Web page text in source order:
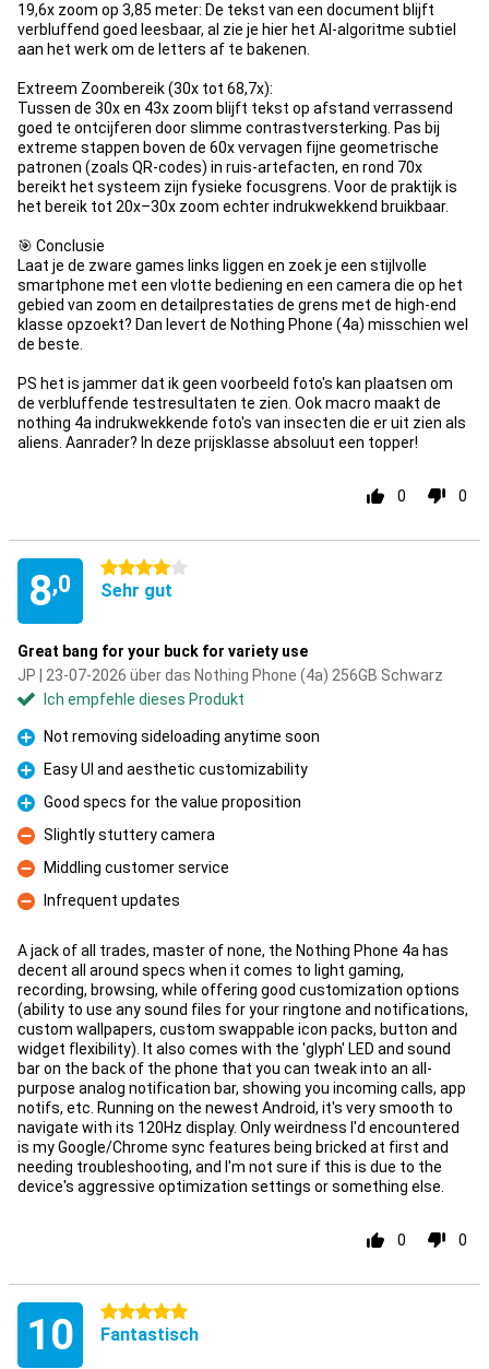
​19,6x zoom op 3,85 meter: De tekst van een document blijft
verbluffend goed leesbaar, al zie je hier het AI-algoritme subtiel
aan het werk om de letters af te bakenen.
​Extreem Zoombereik (30x tot 68,7x):
Tussen de 30x en 43x zoom blijft tekst op afstand verrassend
goed te ontcijferen door slimme contrastversterking. Pas bij
extreme stappen boven de 60x vervagen fijne geometrische
patronen (zoals QR-codes) in ruis-artefacten, en rond 70x
bereikt het systeem zijn fysieke focusgrens. Voor de praktijk is
het bereik tot 20x–30x zoom echter indrukwekkend bruikbaar.
🎯 Conclusie
​Laat je de zware games links liggen en zoek je een stijlvolle
smartphone met een vlotte bediening en een camera die op het
gebied van zoom en detailprestaties de grens met de high-end
klasse opzoekt? Dan levert de Nothing Phone (4a) misschien wel
de beste.
PS het is jammer dat ik geen voorbeeld foto's kan plaatsen om
de verbluffende testresultaten te zien. Ook macro maakt de
nothing 4a indrukwekkende foto's van insecten die er uit zien als
aliens. Aanrader? In deze prijsklasse absoluut een topper!
0 0
8,0
4 Sterne
Sehr gut
Great bang for your buck for variety use
JP | 23-07-2026 über das Nothing Phone (4a) 256GB Schwarz
Ich empfehle dieses Produkt
Pro
Not removing sideloading anytime soon
Pro
Easy UI and aesthetic customizability
Pro
Good specs for the value proposition
Kontra
Slightly stuttery camera
Kontra
Middling customer service
Kontra
Infrequent updates
A jack of all trades, master of none, the Nothing Phone 4a has
decent all around specs when it comes to light gaming,
recording, browsing, while offering good customization options
(ability to use any sound files for your ringtone and notifications,
custom wallpapers, custom swappable icon packs, button and
widget flexibility). It also comes with the 'glyph' LED and sound
bar on the back of the phone that you can tweak into an all-
purpose analog notification bar, showing you incoming calls, app
notifs, etc. Running on the newest Android, it's very smooth to
navigate with its 120Hz display. Only weirdness I'd encountered
is my Google/Chrome sync features being bricked at first and
needing troubleshooting, and I'm not sure if this is due to the
device's aggressive optimization settings or something else.
0 0
10 5 Sterne
Fantastisch